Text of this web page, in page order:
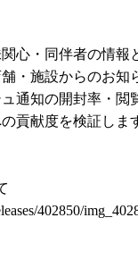
心・同伴者の情報
・施設からのお
通知の開封率・閲
貢献度を検証しま
402850/